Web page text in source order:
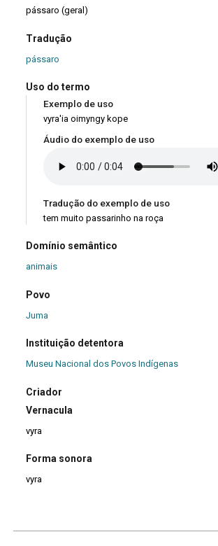
pássaro (geral)
Tradução
pássaro
Uso do termo
Exemplo de uso
vyra'ia oimyngy kope
Áudio do exemplo de uso
Tradução do exemplo de uso
tem muito passarinho na roça
Domínio semântico
animais
Povo
Juma
Instituição detentora
Museu Nacional dos Povos Indígenas
Criador
Vernacula
vyra
Forma sonora
vyra